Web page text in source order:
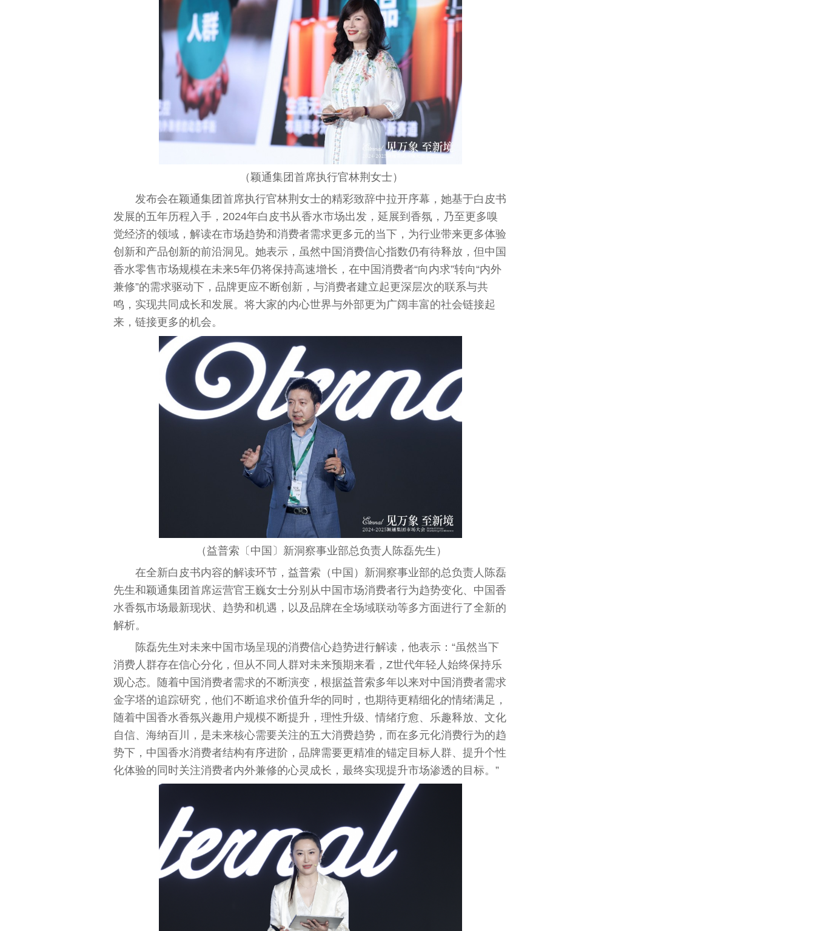
（颖通集团首席执行官林荆女士）
发布会在颖通集团首席执行官林荆女士的精彩致辞中拉开序幕，她基于白皮书
发展的五年历程入手，2024年白皮书从香水市场出发，延展到香氛，乃至更多嗅
觉经济的领域，解读在市场趋势和消费者需求更多元的当下，为行业带来更多体验
创新和产品创新的前沿洞见。她表示，虽然中国消费信心指数仍有待释放，但中国
香水零售市场规模在未来5年仍将保持高速增长，在中国消费者“向内求”转向“内外
兼修”的需求驱动下，品牌更应不断创新，与消费者建立起更深层次的联系与共
鸣，实现共同成长和发展。将大家的内心世界与外部更为广阔丰富的社会链接起
来，链接更多的机会。
（益普索〔中国 〕新洞察事业部总负责人陈磊先生）
在全新白皮书内容的解读环节，益普索（ 中国 ）新洞察事业部的总负责人陈磊
先生和颖通集团首席运营官王巍女士分别从中国市场消费者行为趋势变化、 中国香
水香氛市场最新现状、趋势和机遇，以及品牌在全场域联动等多方面进行了全新的
解析。
陈磊先生对未来中国市场呈现的消费信心趋势进行解读，他表示：“虽然当下
消费人群存在信心分化，但从不同人群对未来预期来看，Z世代年轻人始终保持乐
观心态。随着中国消费者需求的不断演变，根据益普索多年以来对中国消费者需求
金字塔的追踪研究，他们不断追求价值升华的同时，也期待更精细化的情绪满足，
随着中国香水香氛兴趣用户规模不断提升，理性升级、情绪疗愈、乐趣释放、文化
自信、海纳百川，是未来核心需要关注的五大消费趋势，而在多元化消费行为的趋
势下， 中国香水消费者结构有序进阶，品牌需要更精准的锚定目标人群、提升个性
化体验的同时关注消费者内外兼修的心灵成长，最终实现提升市场渗透的目标。”